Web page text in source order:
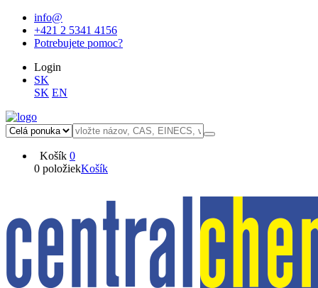
info@
+421 2 5341 4156
Potrebujete pomoc?
Login
SK
SK EN
Košík 0
0 položiekKošík